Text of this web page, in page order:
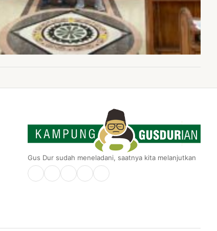
Gus Dur sudah meneladani, saatnya kita melanjutkan